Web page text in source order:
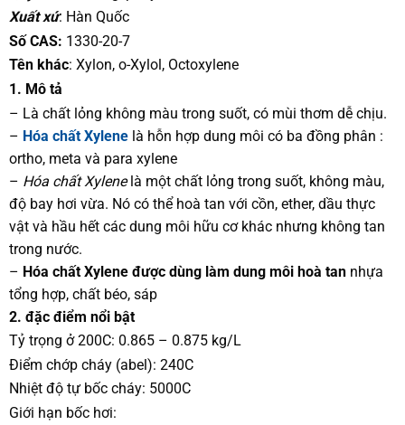
Xuất xứ: Hàn Quốc
Số CAS: 1330-20-7
Tên khác: Xylon, o-Xylol, Octoxylene
1. Mô tả
– Là chất lỏng không màu trong suốt, có mùi thơm dễ chịu.
– Hóa chất Xylenelà hỗn hợp dung môi có ba đồng phân :
ortho, meta và para xylene
– Hóa chất Xylenelà một chất lỏng trong suốt, không màu,
độ bay hơi vừa. Nó có thể hoà tan với cồn, ether, dầu thực
vật và hầu hết các dung môi hữu cơ khác nhưng không tan
trong nước.
– Hóa chất Xylene được dùng làm dung môi hoà tannhựa
tổng hợp, chất béo, sáp
2. đặc điểm nổi bật
Tỷ trọng ở 200C: 0.865 – 0.875 kg/L
Điểm chớp cháy (abel): 240C
Nhiệt độ tự bốc cháy: 5000C
Giới hạn bốc hơi: